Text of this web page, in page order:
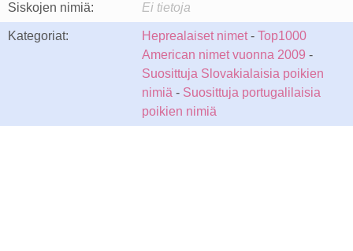
Siskojen nimiä: Ei tietoja
Kategoriat: Heprealaiset nimet- Top1000
American nimet vuonna 2009 -
Suosittuja Slovakialaisia poikien
nimiä - Suosittuja portugalilaisia
poikien nimiä